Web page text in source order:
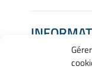
Mentions
Gérer mes